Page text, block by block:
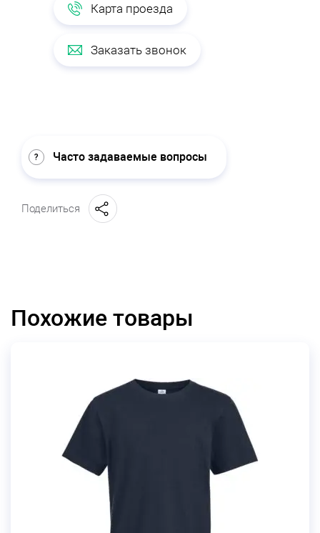
Карта проезда
Заказать звонок
Часто задаваемые вопросы
Поделиться
Похожие товары